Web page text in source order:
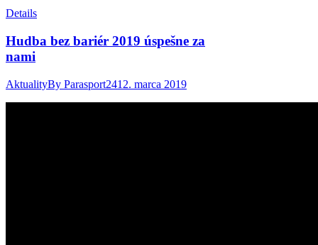
Details
Hudba bez bariér 2019 úspešne za
nami
AktualityBy Parasport2412. marca 2019